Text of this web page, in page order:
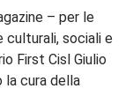
– per le
culturali, sociali e
First Cisl Giulio
la cura della